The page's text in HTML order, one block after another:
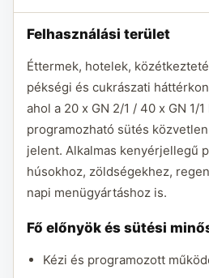
Felhasználási terület
Éttermek, hotelek,
pékségi és cukrászati
ahol a 20 x GN 2/1 / 40 x GN 1/
programozható sütés
jelent. Alkalmas kenyérjellegű
húsokhoz, zöldségekhez,
napi menügyártáshoz is.
Fő előnyök és sütési
Kézi és programozott